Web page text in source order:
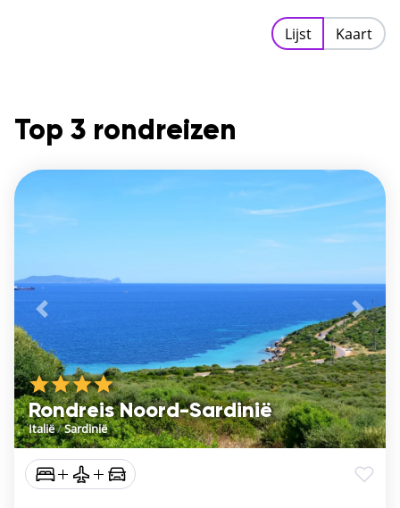
Lijst Kaart
Top 3 rondreizen
Rondreis Noord-Sardinië
Italië/Sardinië
Vorige De